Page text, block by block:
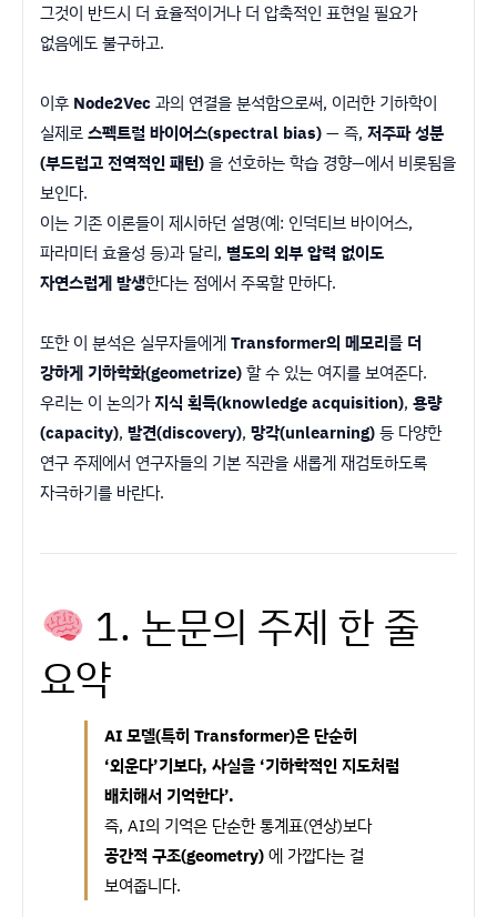
그것이 반드시 더 효율적이거나 더 압축적인 표현일 필요가
없음에도 불구하고.
이후 Node2Vec과의 연결을 분석함으로써, 이러한 기하학이
실제로스펙트럴 바이어스(spectral bias)— 즉, 저주파 성분
(부드럽고 전역적인 패턴)을 선호하는 학습 경향—에서 비롯됨을
보인다.
이는 기존 이론들이 제시하던 설명(예: 인덕티브 바이어스,
파라미터 효율성 등)과 달리, 별도의 외부 압력 없이도
자연스럽게 발생한다는 점에서 주목할 만하다.
또한 이 분석은 실무자들에게Transformer의 메모리를 더
강하게 기하학화(geometrize)할 수 있는 여지를 보여준다.
우리는 이 논의가지식 획득(knowledge acquisition), 용량
(capacity), 발견(discovery), 망각(unlearning)등 다양한
연구 주제에서 연구자들의 기본 직관을 새롭게 재검토하도록
자극하기를 바란다.
1. 논문의 주제 한 줄
요약
AI 모델(특히 Transformer)은 단순히
‘외운다’기보다, 사실을 ‘기하학적인 지도처럼
배치해서 기억한다’.
즉, AI의 기억은 단순한 통계표(연상)보다
공간적 구조(geometry)에 가깝다는 걸
보여줍니다.